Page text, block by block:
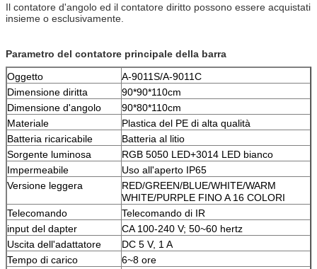
Il contatore d'angolo ed il contatore diritto possono essere acquistati
insieme o esclusivamente.
Parametro del contatore principale della barra
Oggetto
A-9011S/A-9011C
Dimensione diritta
90*90*110cm
Dimensione d'angolo
90*80*110cm
Materiale
Plastica del PE di alta qualità
Batteria ricaricabile
Batteria al litio
Sorgente luminosa
RGB 5050 LED+3014 LED bianco
Impermeabile
Uso all'aperto IP65
Versione leggera
RED/GREEN/BLUE/WHITE/WARM
WHITE/PURPLE FINO A 16 COLORI
Telecomando
Telecomando di IR
input del dapter
CA 100-240 V; 50~60 hertz
Uscita dell'adattatore
DC 5 V, 1 A
Tempo di carico
6~8 ore